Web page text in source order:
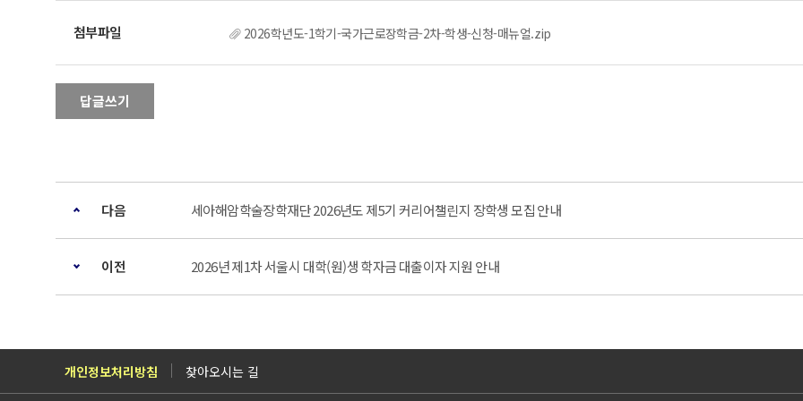
2026학년도-1학기-국가근로장학금-2차-학생-신청-매뉴얼.zip
답글쓰기
다음 세아해암학술장학재단 2026년도 제5기 커리어챌린지 장학생 모집 안내
이전 2026년 제1차 서울시 대학(원)생 학자금 대출이자 지원 안내
개인정보처리방침 찾아오시는 길